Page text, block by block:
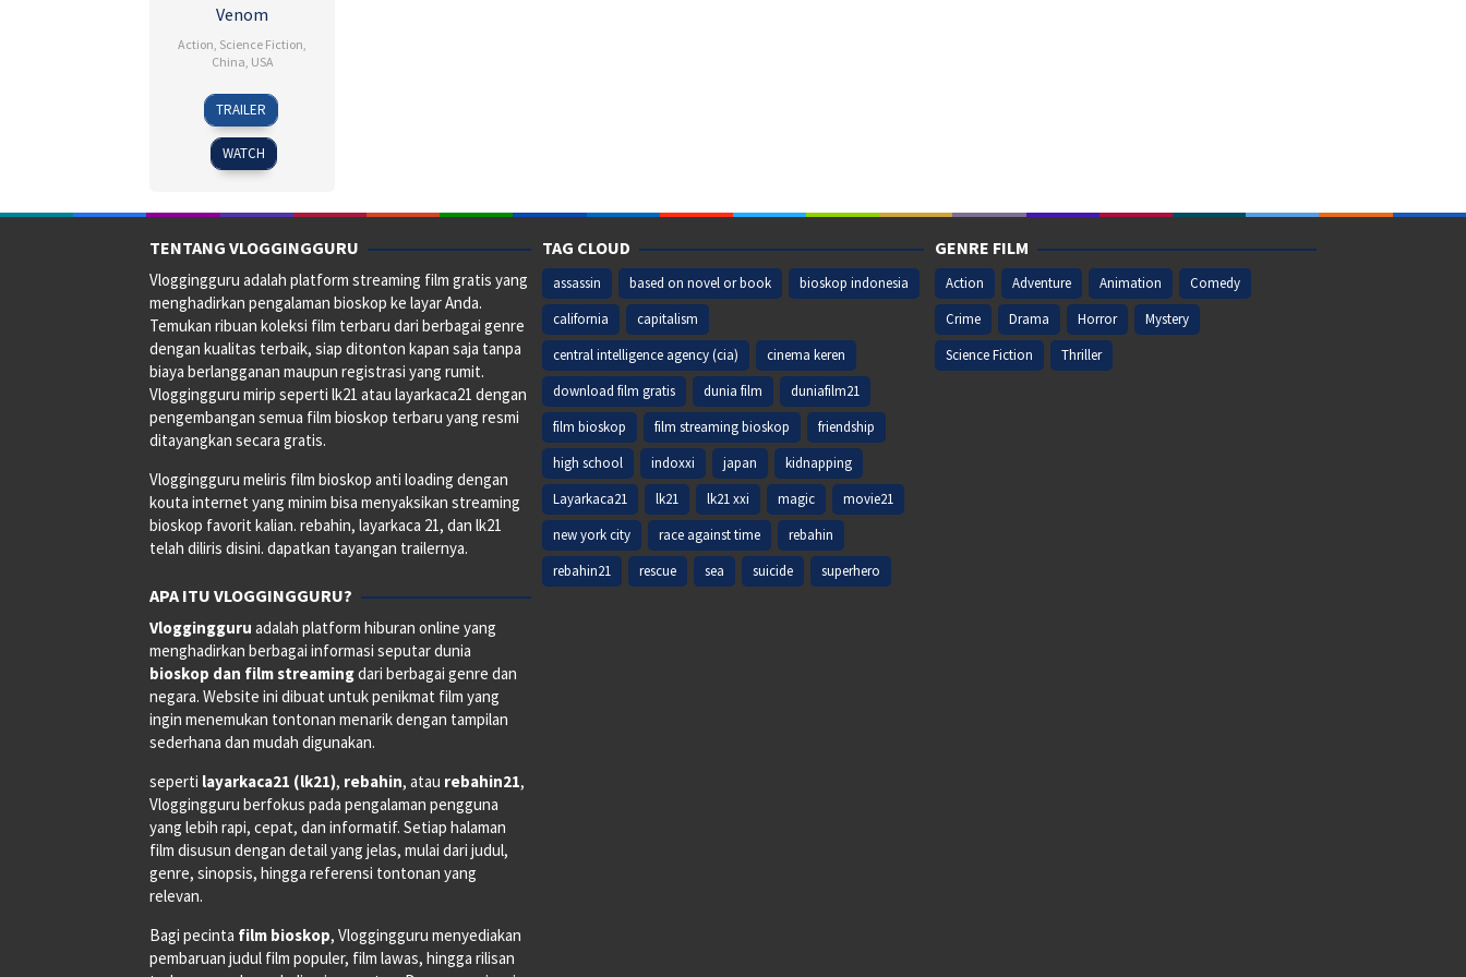
Venom
Action, Science Fiction,
China, USA
28
Sep
2018
K.C.
Hodenfield
TRAILER
WATCH
TENTANG VLOGGINGGURU
Vloggingguru adalah platform streaming film gratis yang
menghadirkan pengalaman bioskop ke layar Anda.
Temukan ribuan koleksi film terbaru dari berbagai genre
dengan kualitas terbaik, siap ditonton kapan saja tanpa
biaya berlangganan maupun registrasi yang rumit.
Vloggingguru mirip seperti lk21 atau layarkaca21 dengan
pengembangan semua film bioskop terbaru yang resmi
ditayangkan secara gratis.
Vloggingguru meliris film bioskop anti loading dengan
kouta internet yang minim bisa menyaksikan streaming
bioskop favorit kalian. rebahin, layarkaca 21, dan lk21
telah diliris disini. dapatkan tayangan trailernya.
APA ITU VLOGGINGGURU?
Vloggingguru adalah platform hiburan online yang
menghadirkan berbagai informasi seputar dunia
bioskop dan film streamingdari berbagai genre dan
negara. Website ini dibuat untuk penikmat film yang
ingin menemukan tontonan menarik dengan tampilan
sederhana dan mudah digunakan.
seperti layarkaca21 (lk21), rebahin, atau rebahin21,
Vloggingguru berfokus pada pengalaman pengguna
yang lebih rapi, cepat, dan informatif. Setiap halaman
film disusun dengan detail yang jelas, mulai dari judul,
genre, sinopsis, hingga referensi tontonan yang
relevan.
Bagi pecinta film bioskop, Vloggingguru menyediakan
pembaruan judul film populer, film lawas, hingga rilisan
TAG CLOUD
assassin based on novel or book
bioskop indonesia
california
capitalism
central intelligence agency (cia)
cinema keren
download film gratis
dunia film
duniafilm21
film bioskop
film streaming bioskop
friendship
high school
indoxxi japan
kidnapping
Layarkaca21
lk21 lk21 xxi magic
movie21
new york city
race against time
rebahin
rebahin21
rescue sea suicide superhero
GENRE FILM
Action Adventure Animation
Comedy
Crime
Drama Horror
Mystery
Science Fiction
Thriller